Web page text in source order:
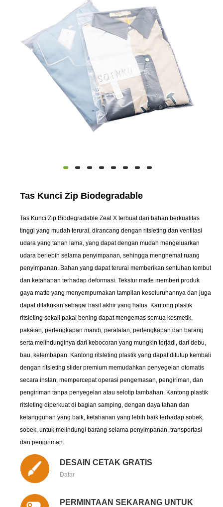
Tas Kunci Zip Biodegradable
Tas Kunci Zip Biodegradable Zeal X terbuat dari bahan berkualitas
tinggi yang mudah terurai, dirancang dengan ritsleting dan ventilasi
udara yang tahan lama, yang dapat dengan mudah mengeluarkan
udara berlebih selama penyimpanan, sehingga menghemat ruang
penyimpanan. Bahan yang dapat terurai memberikan sentuhan lembut
dan ketahanan terhadap deformasi. Tekstur matte memberi produk
gaya matte yang menyempurnakan tampilan keseluruhannya dan juga
dapat dilakukan sebagai hasil akhir yang halus. Kantong plastik
ritsleting sekali pakai bening dapat mengemas semua kosmetik,
pakaian, perlengkapan mandi, peralatan, perlengkapan dan barang
serta melindunginya dari kebocoran yang mungkin terjadi, dari debu,
bau, kelembapan. Kantong ritsleting plastik yang dapat ditutup kembali
dengan ritsleting slider premium memudahkan penyegelan otomatis
secara instan, mempercepat operasi pengemasan, pengiriman, dan
pengiriman tanpa penyegelan atau selotip tambahan. Kantong plastik
ritsleting diperkuat di bagian samping, dengan daya tahan dan
ketangguhan yang baik, ketahanan yang lebih baik terhadap sobek,
sobek, untuk melindungi barang selama penyimpanan, transportasi
dan pengiriman.
DESAIN CETAK GRATIS
Datar
PERMINTAAN SEKARANG UNTUK